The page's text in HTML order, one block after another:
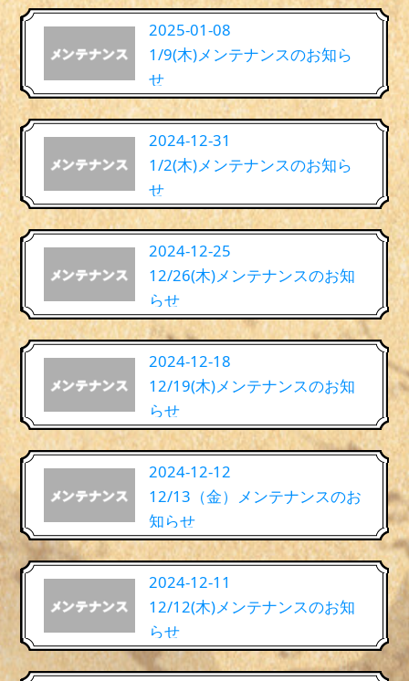
2025-01-08
1/9(木)メンテナンスのお知ら
せ
2024-12-31
1/2(木)メンテナンスのお知ら
せ
2024-12-25
12/26(木)メンテナンスのお知
らせ
2024-12-18
12/19(木)メンテナンスのお知
らせ
2024-12-12
12/13（金）メンテナンスのお
知らせ
2024-12-11
12/12(木)メンテナンスのお知
らせ